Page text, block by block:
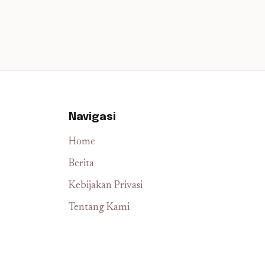
Navigasi
Home
Berita
Kebijakan Privasi
Tentang Kami